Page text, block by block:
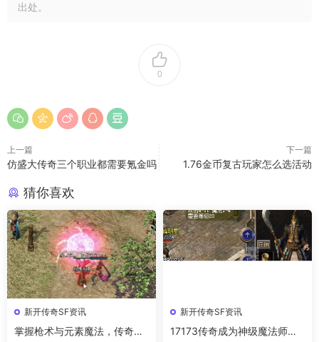
出处。
0
上一篇
仿盛大传奇三个职业都需要氪金吗
下一篇
1.76金币复古玩家怎么选活动
猜你喜欢
新开传奇SF资讯
掌握枪术与元素魔法，传奇战
新开传奇SF资讯
17173传奇成为神级魔法师的